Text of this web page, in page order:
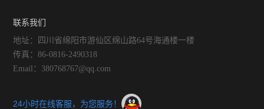
应用探索
联系我们
地址：四川省绵阳市游仙区绵山路64号海通楼一楼
传真：86-0816-2490318
Email：380768767@qq.com
24小时在线客服，为您服务！